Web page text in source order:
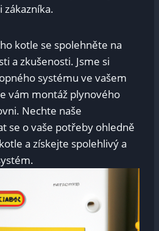
zákazníka.
kotle se spolehněte na
a zkušenosti. Jsme si
systému ve vašem
vám montáž plynového
Nechte naše
se o vaše potřeby ohledně
a získejte spolehlivý a